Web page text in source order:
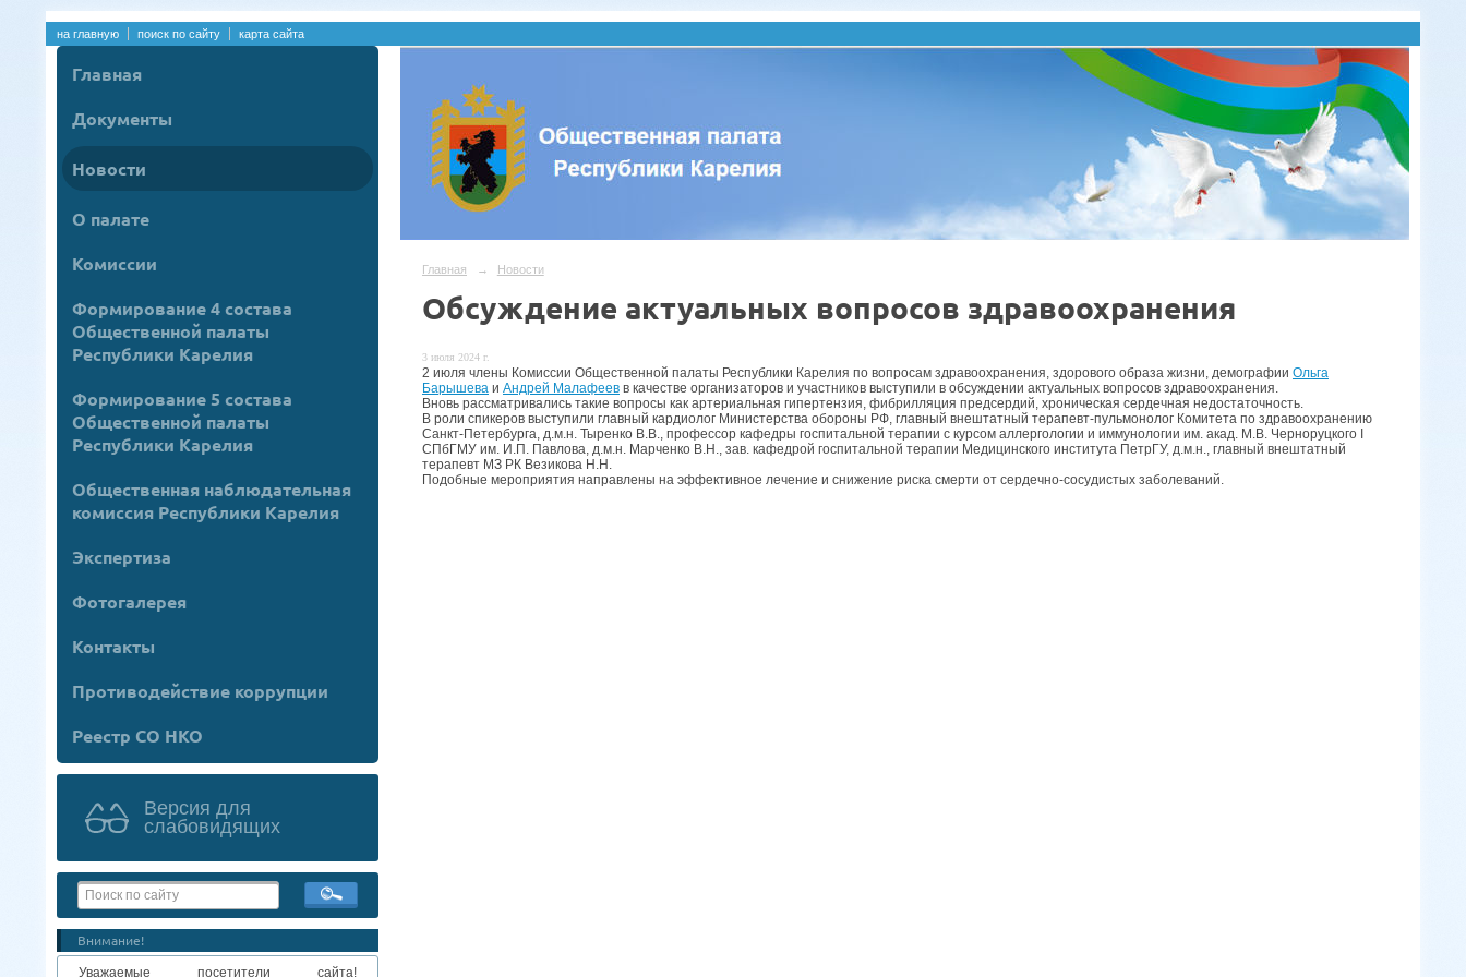
на главную поиск по сайту карта сайта
Главная
Документы
Новости
О палате
Комиссии
Формирование 4 состава
Общественной палаты
Республики Карелия
Формирование 5 состава
Общественной палаты
Республики Карелия
Общественная наблюдательная
комиссия Республики Карелия
Экспертиза
Фотогалерея
Контакты
Противодействие коррупции
Реестр СО НКО
Версия для
слабовидящих
Внимание!
Уважаемые посетители сайта!
Главная → Новости
Обсуждение актуальных вопросов здравоохранения
3 июля 2024 г.
2 июля члены Комиссии Общественной палаты Республики Карелия по вопросам здравоохранения, здорового образа жизни, демографии Ольга
Барышева и Андрей Малафеев в качестве организаторов и участников выступили в обсуждении актуальных вопросов здравоохранения.
Вновь рассматривались такие вопросы как артериальная гипертензия, фибрилляция предсердий, хроническая сердечная недостаточность.
В роли спикеров выступили главный кардиолог Министерства обороны РФ, главный внештатный терапевт-пульмонолог Комитета по здравоохранению
Санкт-Петербурга, д.м.н. Тыренко В.В., профессор кафедры госпитальной терапии с курсом аллергологии и иммунологии им. акад. М.В. Черноруцкого I
СПбГМУ им. И.П. Павлова, д.м.н. Марченко В.Н., зав. кафедрой госпитальной терапии Медицинского института ПетрГУ, д.м.н., главный внештатный
терапевт МЗ РК Везикова Н.Н.
Подобные мероприятия направлены на эффективное лечение и снижение риска смерти от сердечно-сосудистых заболеваний.